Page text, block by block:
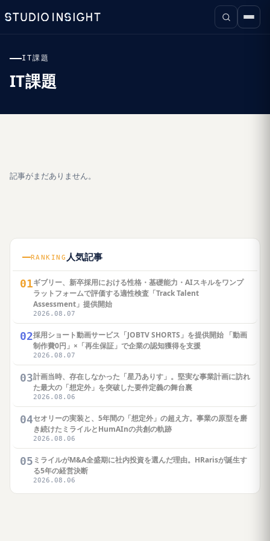
IT課題
IT課題
記事がまだありません。
RANKING 人気記事
01ギブリー、新卒採用における性格・基礎能力・AIスキルをワンプ
ラットフォームで評価する適性検査「Track Talent
Assessment」提供開始
2026.08.07
02採用ショート動画サービス「JOBTV SHORTS」を提供開始 「動画
制作費0円」×「再生保証」で企業の認知獲得を支援
2026.08.07
03計画当時、存在しなかった「星乃ありす」。堅実な事業計画に訪れ
た最大の「想定外」を突破した要件定義の舞台裏
2026.08.06
04セオリーの実装と、5年間の「想定外」の超え方。事業の原型を磨
き続けたミライルとHumAInの共創の軌跡
2026.08.06
05 ミライルがM&A全盛期に社内投資を選んだ理由。HRarisが誕生す
る5年の経営決断
2026.08.06